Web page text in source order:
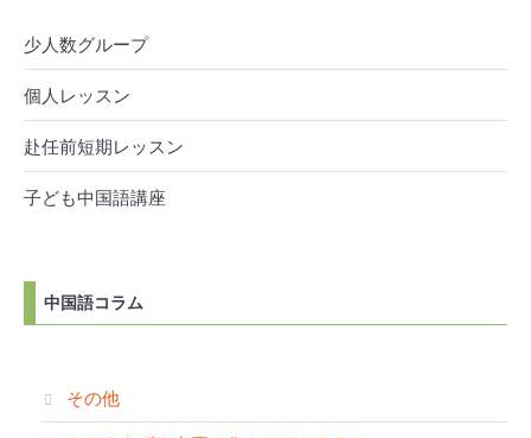
少人数グループ
個人レッスン
赴任前短期レッスン
子ども中国語講座
中国語コラム
その他